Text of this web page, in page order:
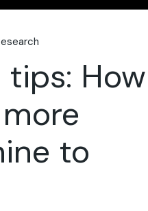
How
to